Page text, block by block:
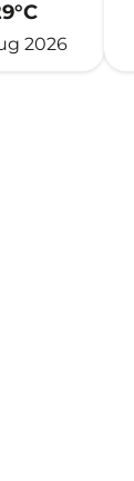
2026